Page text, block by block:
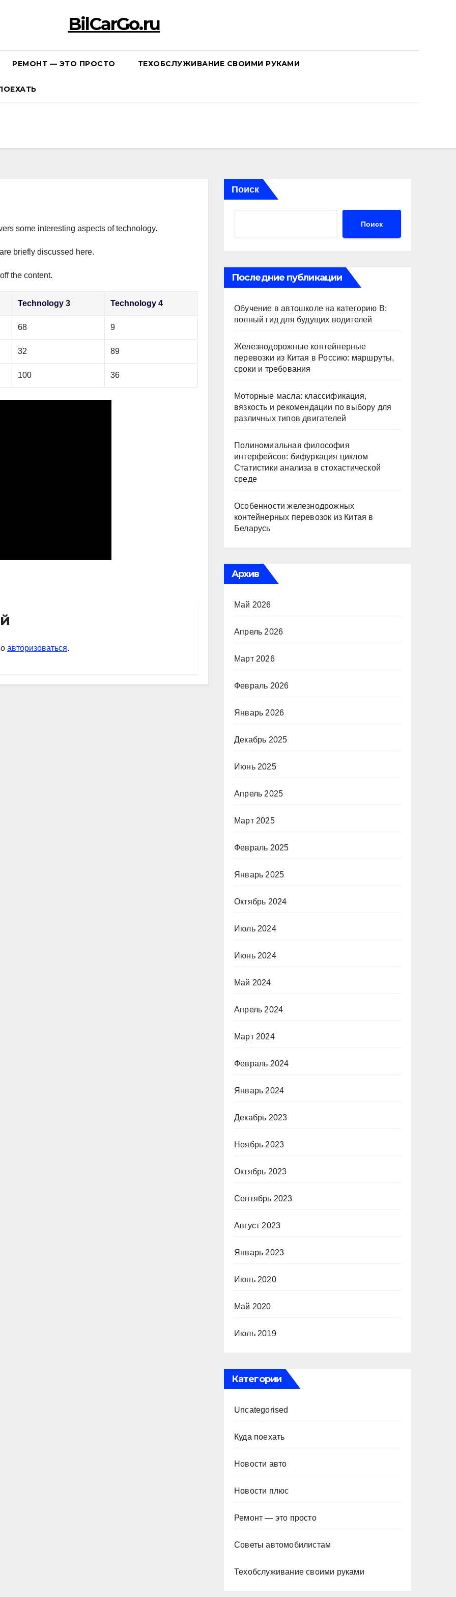
BilCarGo.ru
РЕМОНТ — ЭТО ПРОСТО ТЕХОБСЛУЖИВАНИЕ СВОИМИ РУКАМИ
some interesting aspects of technology.
briefly discussed here.
the content.
Technology 3 Technology 4
68 9
32 89
100 36
авторизоваться.
Поиск
Поиск
Последние публикации
Обучение в автошколе на категорию В:
полный гид для будущих водителей
Железнодорожные контейнерные
перевозки из Китая в Россию: маршруты,
сроки и требования
Моторные масла: классификация,
вязкость и рекомендации по выбору для
различных типов двигателей
Полиномиальная философия
интерфейсов: бифуркация циклом
Статистики анализа в стохастической
среде
Особенности железнодрожных
контейнерных перевозок из Китая в
Беларусь
Архив
Май 2026
Апрель 2026
Март 2026
Февраль 2026
Январь 2026
Декабрь 2025
Июнь 2025
Апрель 2025
Март 2025
Февраль 2025
Январь 2025
Октябрь 2024
Июль 2024
Июнь 2024
Май 2024
Апрель 2024
Март 2024
Февраль 2024
Январь 2024
Декабрь 2023
Ноябрь 2023
Октябрь 2023
Сентябрь 2023
Август 2023
Январь 2023
Июнь 2020
Май 2020
Июль 2019
Категории
Uncategorised
Куда поехать
Новости авто
Новости плюс
Ремонт — это просто
Советы автомобилистам
Техобслуживание своими руками